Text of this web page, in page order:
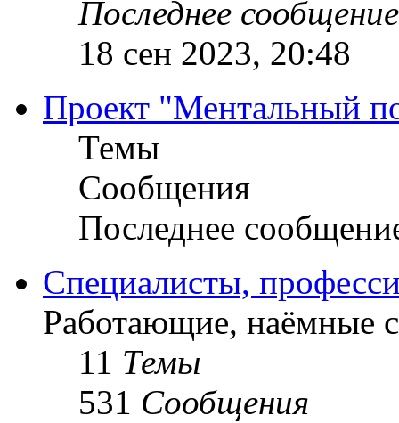
Последнее сообщение
18 сен 2023, 20:48
Проект "Ментальный
Темы
Сообщения
Последнее
Специалисты,
Работающие, наёмные
11 Темы
531 Сообщения